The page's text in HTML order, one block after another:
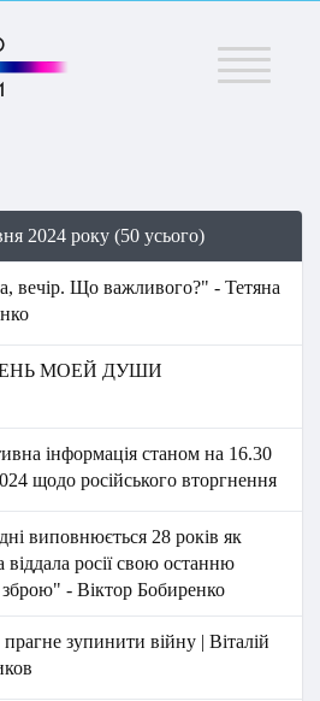
Меню
2024 року (50 усього)
вечір. Що важливого?" - Тетяна
МОЕЙ ДУШИ
інформація станом на 16.30
щодо російського вторгнення
виповнюється 28 років як
віддала росії свою останню
- Віктор Бобиренко
зупинити війну | Віталій